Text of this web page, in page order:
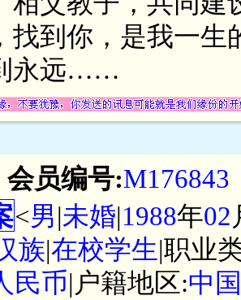
找到你，是我一
永远……
会员编号:M176843
<男|未婚|1988年02
族|在校学生|职业
民币|户籍地区:中